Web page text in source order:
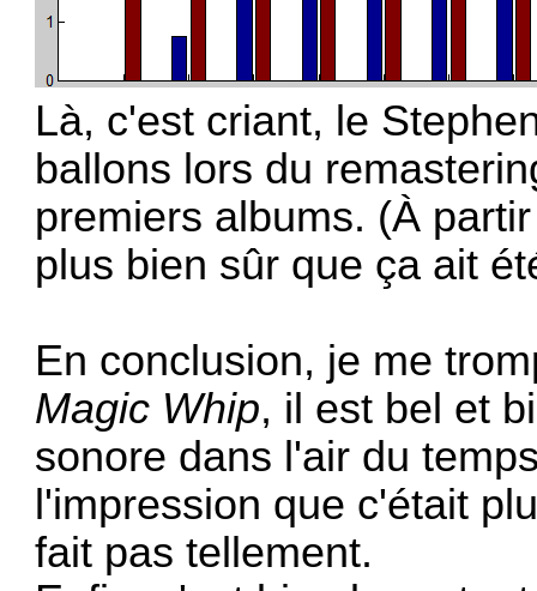
Là, c'est criant, le
ballons lors du
premiers albums. (À
plus bien sûr que ça ait
En conclusion, je me
Magic Whip, il est bel et
sonore dans l'air du
l'impression que c'était
fait pas tellement.